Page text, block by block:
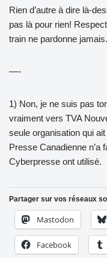
Rien d’autre à dire là-
pas là pour rien!
train ne pardonne
—-
1) Non, je ne suis pas
vraiment vers TVA
seule organisation qui
Presse Canadienne n’a
Cyberpresse ont utilisé.
Partager sur vos réseaux
Mastodon
Facebook